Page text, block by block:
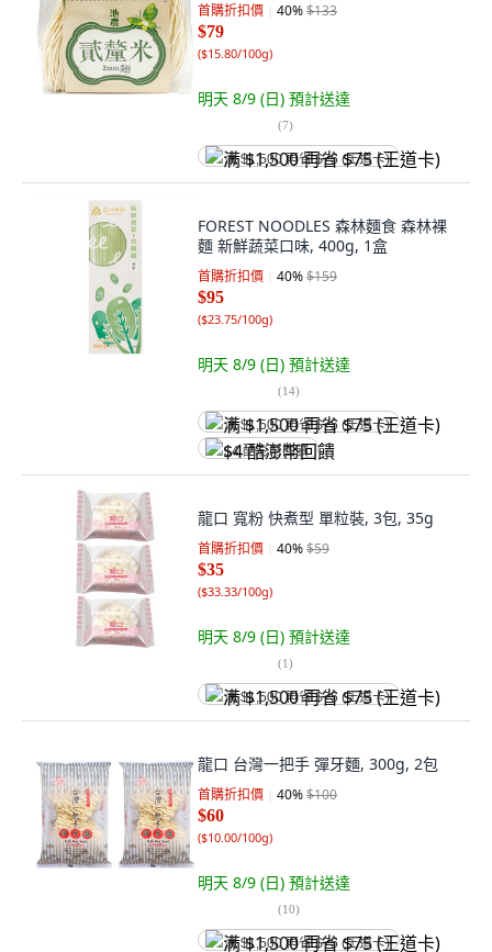
首購折扣價 40%$133
$79
($15.80/100g)
明天 8/9 (日) 預計送達
(7)
满 $1,500 再省 $75 (王道卡)
FOREST NOODLES 森林麵食 森林裸
麵 新鮮蔬菜口味, 400g, 1盒
首購折扣價 40%$159
$95
($23.75/100g)
明天 8/9 (日) 預計送達
(14)
满 $1,500 再省 $75 (王道卡)
$4 酷澎幣回饋
龍口 寬粉 快煮型 單粒裝, 3包, 35g
首購折扣價 40%$59
$35
($33.33/100g)
明天 8/9 (日) 預計送達
(1)
满 $1,500 再省 $75 (王道卡)
龍口 台灣一把手 彈牙麵, 300g, 2包
首購折扣價 40%$100
$60
($10.00/100g)
明天 8/9 (日) 預計送達
(10)
满 $1,500 再省 $75 (王道卡)